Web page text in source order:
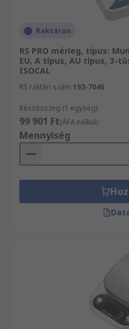
Raktáron
RS PRO mérleg, típus:
EU, A típus, AU típus, 3-
ISOCAL
RS raktári szám 193-7046
Részösszeg (1 egység)
99 901 Ft(ÁFA nélkül)
Mennyiség